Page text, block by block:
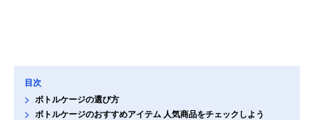
目次
ボトルケージの選び方
ボトルケージのおすすめアイテム 人気商品をチェックしよう